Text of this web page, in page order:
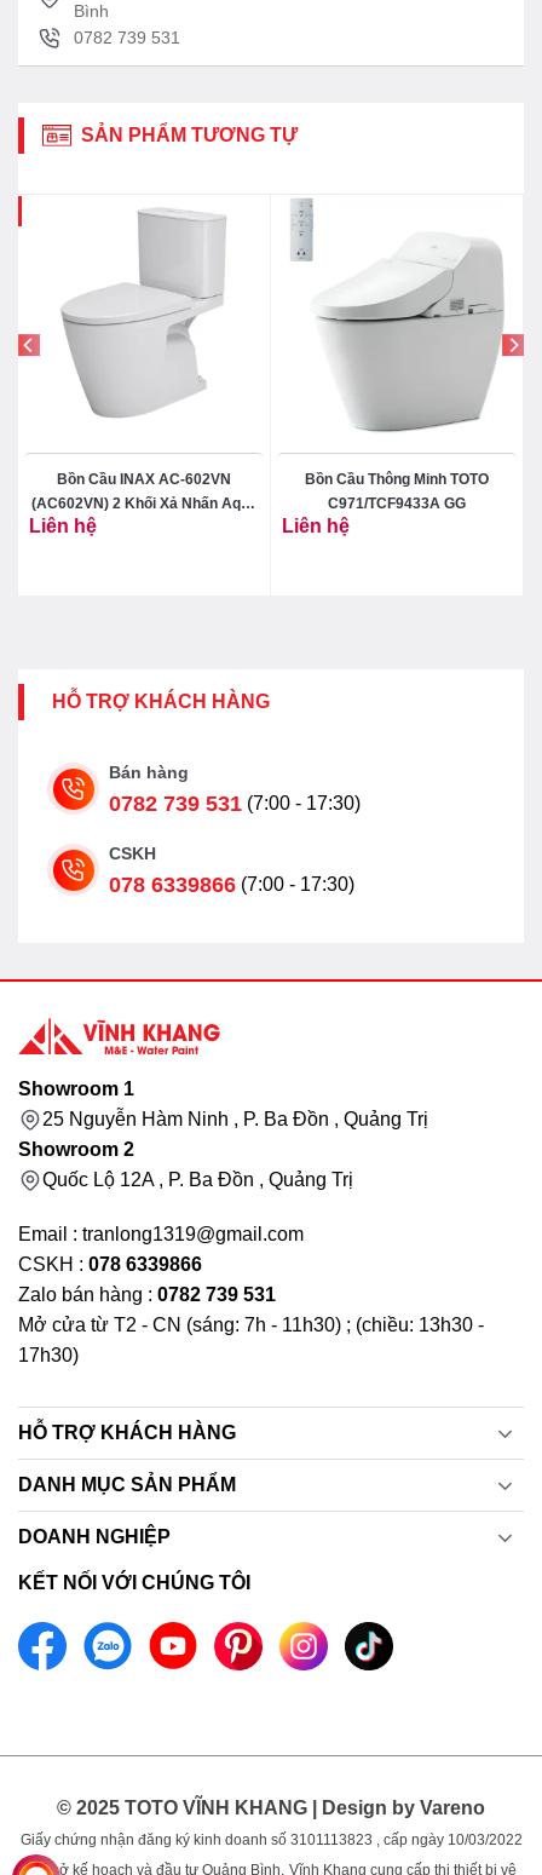
Bình
0782 739 531
SẢN PHẨM TƯƠNG TỰ
Bồn Cầu INAX AC-602VN
(AC602VN) 2 Khối Xả Nhấn Aqua
Liên hệ
Bồn Cầu Thông Minh TOTO
C971/TCF9433A GG
Liên hệ
HỖ TRỢ KHÁCH HÀNG
Bán hàng
0782 739 531 (7:00 - 17:30)
CSKH
078 6339866 (7:00 - 17:30)
Showroom 1
25 Nguyễn Hàm Ninh , P. Ba Đồn , Quảng Trị
Showroom 2
Quốc Lộ 12A , P. Ba Đồn , Quảng Trị
Email : tranlong1319@gmail.com
CSKH : 078 6339866
Zalo bán hàng : 0782 739 531
Mở cửa từ T2 - CN (sáng: 7h - 11h30) ; (chiều: 13h30 -
17h30)
HỖ TRỢ KHÁCH HÀNG
DANH MỤC SẢN PHẨM
DOANH NGHIỆP
KẾT NỐI VỚI CHÚNG TÔI
© 2025 TOTO VĨNH KHANG | Design by Vareno
Giấy chứng nhận đăng ký kinh doanh số 3101113823 , cấp ngày 10/03/2022
bởi sở kế hoạch và đầu tư Quảng Bình. Vĩnh Khang cung cấp thị thiết bị vệ